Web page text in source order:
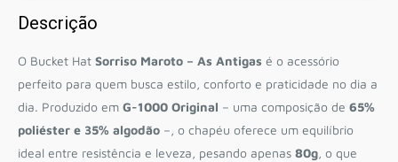
Descrição
O Bucket Hat Sorriso Maroto – As Antigas é o acessório
perfeito para quem busca estilo, conforto e praticidade no dia a
dia. Produzido em G-1000 Original – uma composição de 65%
poliéster e 35% algodão –, o chapéu oferece um equilíbrio
ideal entre resistência e leveza, pesando apenas 80g, o que